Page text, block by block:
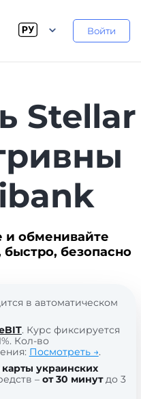
Войти
Stellar
и обменивайте
безопасно
в автоматическом
. Курс фиксируется
Кол-во
Посмотреть →.
карты украинских
– от 30 минутдо 3